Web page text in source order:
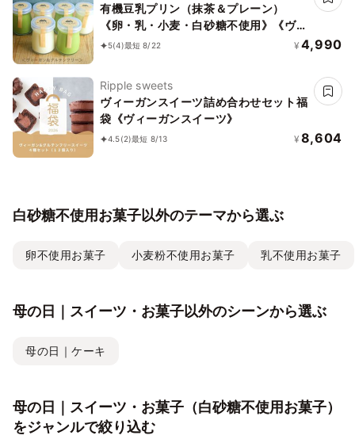
有機豆乳プリン（抹茶＆プレーン）
《卵・乳・小麦・白砂糖不使用》《ヴィ
ーガンスイーツ》《グルテンフリー》
5(4)最短 8/22 ¥ 4,990
Ripple sweets
ヴィーガンスイーツ詰め合わせセット福
袋《ヴィーガンスイーツ》
4.5(2)最短 8/13 ¥ 8,604
白砂糖不使用お菓子以外のテーマから選ぶ
卵不使用お菓子 小麦粉不使用お菓子 乳不使用お菓子
母の日｜スイーツ・お菓子以外のシーンから選ぶ
母の日｜ケーキ
母の日｜スイーツ・お菓子（白砂糖不使用お菓子）
をジャンルで絞り込む